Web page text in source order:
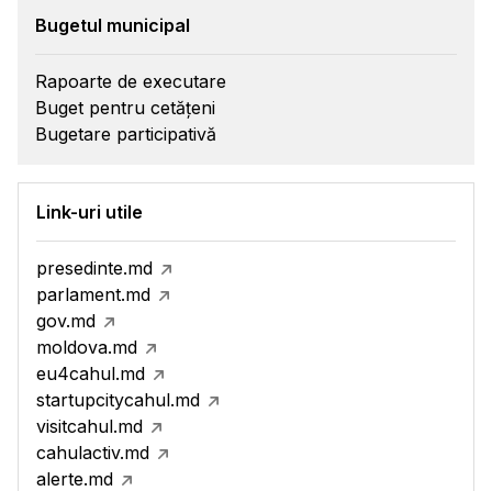
Bugetul municipal
Rapoarte de executare
Buget pentru cetățeni
Bugetare participativă
Link-uri utile
presedinte.md
parlament.md
gov.md
moldova.md
eu4cahul.md
startupcitycahul.md
visitcahul.md
cahulactiv.md
alerte.md